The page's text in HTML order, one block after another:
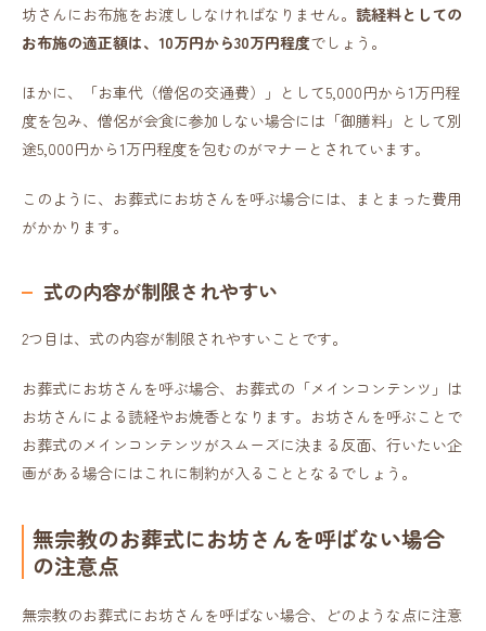
坊さんにお布施をお渡ししなければなりません。 読経料としての
お布施の適正額は、10万円から30万円程度でしょう。
ほかに、「お車代（僧侶の交通費）」として5,000円から1万円程
度を包み、僧侶が会食に参加しない場合には「御膳料」として別
途5,000円から1万円程度を包むのがマナーとされています。
このように、お葬式にお坊さんを呼ぶ場合には、まとまった費用
がかかります。
式の内容が制限されやすい
2つ目は、式の内容が制限されやすいことです。
お葬式にお坊さんを呼ぶ場合、お葬式の「メインコンテンツ」は
お坊さんによる読経やお焼香となります。お坊さんを呼ぶことで
お葬式のメインコンテンツがスムーズに決まる反面、行いたい企
画がある場合にはこれに制約が入ることとなるでしょう。
無宗教のお葬式にお坊さんを呼ばない場合
の注意点
無宗教のお葬式にお坊さんを呼ばない場合、どのような点に注意